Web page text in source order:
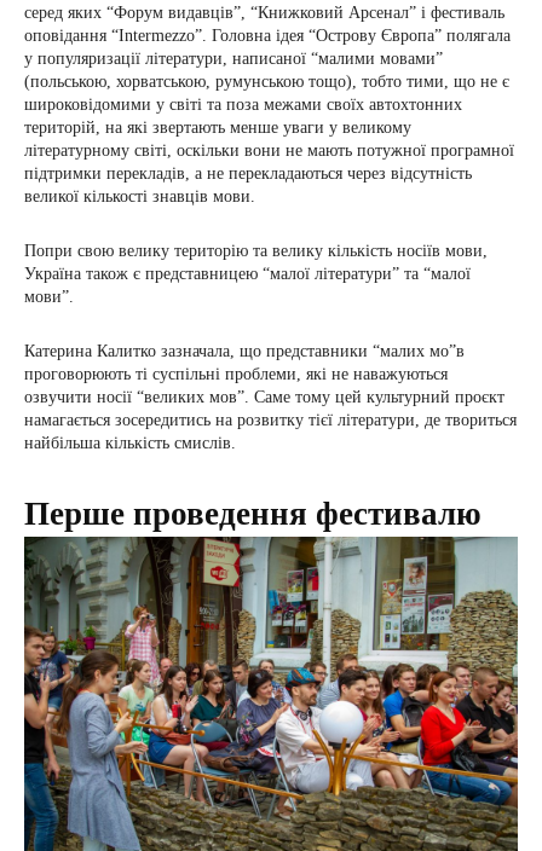
серед яких “Форум видавців”, “Книжковий Арсенал” і фестиваль
оповідання “Intermezzo”. Головна ідея “Острову Європа” полягала
у популяризації літератури, написаної “малими мовами”
(польською, хорватською, румунською тощо), тобто тими, що не є
широковідомими у світі та поза межами своїх автохтонних
територій, на які звертають менше уваги у великому
літературному світі, оскільки вони не мають потужної програмної
підтримки перекладів, а не перекладаються через відсутність
великої кількості знавців мови.
Попри свою велику територію та велику кількість носіїв мови,
Україна також є представницею “малої літератури” та “малої
мови”.
Катерина Калитко зазначала, що представники “малих мо”в
проговорюють ті суспільні проблеми, які не наважуються
озвучити носії “великих мов”. Саме тому цей культурний проєкт
намагається зосередитись на розвитку тієї літератури, де твориться
найбільша кількість смислів.
Перше проведення фестивалю